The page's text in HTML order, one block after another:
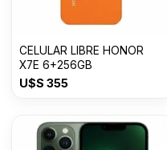
CELULAR LIBRE HONOR
X7E 6+256GB
U$S 355